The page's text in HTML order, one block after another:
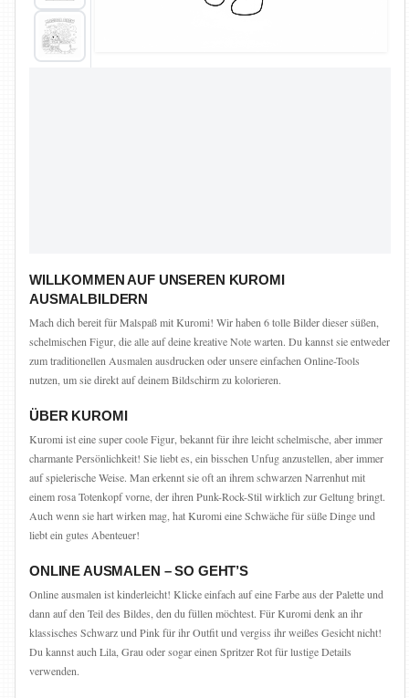
WILLKOMMEN AUF UNSEREN KUROMI
AUSMALBILDERN
Mach dich bereit für Malspaß mit Kuromi! Wir haben 6 tolle Bilder dieser süßen,
schelmischen Figur, die alle auf deine kreative Note warten. Du kannst sie entweder
zum traditionellen Ausmalen ausdrucken oder unsere einfachen Online-Tools
nutzen, um sie direkt auf deinem Bildschirm zu kolorieren.
ÜBER KUROMI
Kuromi ist eine super coole Figur, bekannt für ihre leicht schelmische, aber immer
charmante Persönlichkeit! Sie liebt es, ein bisschen Unfug anzustellen, aber immer
auf spielerische Weise. Man erkennt sie oft an ihrem schwarzen Narrenhut mit
einem rosa Totenkopf vorne, der ihren Punk-Rock-Stil wirklich zur Geltung bringt.
Auch wenn sie hart wirken mag, hat Kuromi eine Schwäche für süße Dinge und
liebt ein gutes Abenteuer!
ONLINE AUSMALEN – SO GEHT’S
Online ausmalen ist kinderleicht! Klicke einfach auf eine Farbe aus der Palette und
dann auf den Teil des Bildes, den du füllen möchtest. Für Kuromi denk an ihr
klassisches Schwarz und Pink für ihr Outfit und vergiss ihr weißes Gesicht nicht!
Du kannst auch Lila, Grau oder sogar einen Spritzer Rot für lustige Details
verwenden.